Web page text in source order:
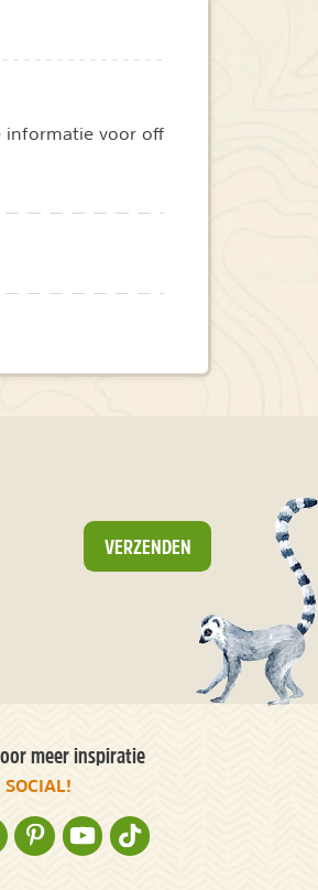
informatie voor off
VERZENDEN
meer inspiratie
SOCIAL!
OP FACEBOOKOP INSTAGRAM
NATURESCANNER OP PINTEREST
NATURESCANNER OP YOUTUBE
NATURESCANNER OP